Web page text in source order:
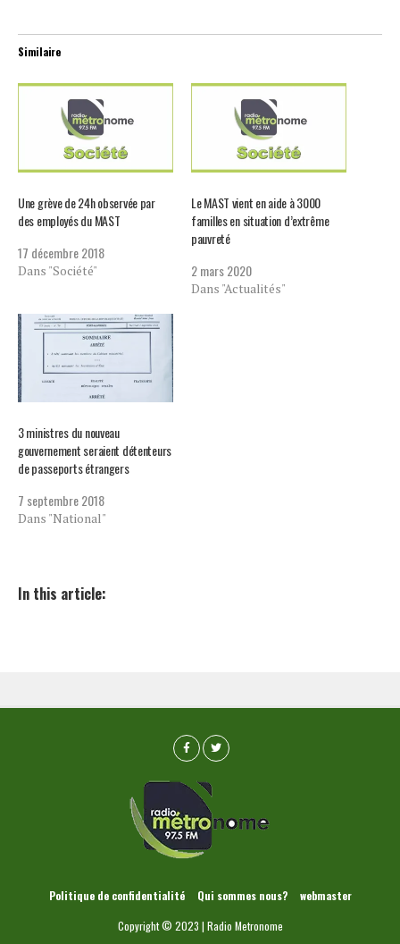
Similaire
Une grève de 24h observée par
des employés du MAST
17 décembre 2018
Dans "Société"
Le MAST vient en aide à 3000
familles en situation d’extrême
pauvreté
2 mars 2020
Dans "Actualités"
3 ministres du nouveau
gouvernement seraient détenteurs
de passeports étrangers
7 septembre 2018
Dans "National"
In this article:
Politique de confidentialité Qui sommes nous?
webmaster
Copyright © 2023 | Radio Metronome